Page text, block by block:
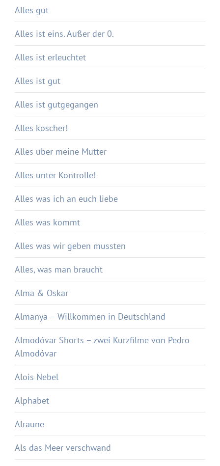
Alles gut
Alles ist eins. Außer der 0.
Alles ist erleuchtet
Alles ist gut
Alles ist gutgegangen
Alles koscher!
Alles über meine Mutter
Alles unter Kontrolle!
Alles was ich an euch liebe
Alles was kommt
Alles was wir geben mussten
Alles, was man braucht
Alma & Oskar
Almanya – Willkommen in Deutschland
Almodóvar Shorts – zwei Kurzfilme von Pedro
Almodóvar
Alois Nebel
Alphabet
Alraune
Als das Meer verschwand